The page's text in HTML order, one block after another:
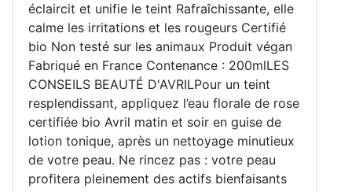
éclaircit et unifie le teint Rafraîchissante, elle
calme les irritations et les rougeurs Certifié
bio Non testé sur les animaux Produit végan
Fabriqué en France Contenance : 200mlLES
CONSEILS BEAUTÉ D'AVRILPour un teint
resplendissant, appliquez l’eau florale de rose
certifiée bio Avril matin et soir en guise de
lotion tonique, après un nettoyage minutieux
de votre peau. Ne rincez pas : votre peau
profitera pleinement des actifs bienfaisants